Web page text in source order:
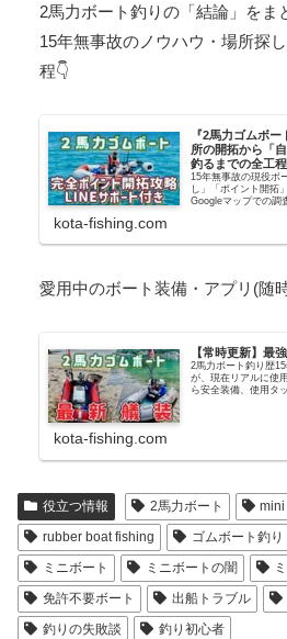
2馬力ボート釣りの「結論」をま
15年無事故のノウハウ・場所探
程👇
『2馬力ゴムボ
所の開拓から「
釣るまでの全工程
15年無事故の現役ボ
し」「ポイント開拓
Googleマップでの調
kota-fishing.com
愛用中のボート装備・アプリ(随
【常時更新】最
2馬力ボート釣り歴
が、現在リアルに使
ら安全装備、使用タ
kota-fishing.com
役立つ情報 2馬力ボート
mini
rubber boat fishing
ゴムボート釣り
ミニボート
ミニボートの闇
免許不要ボート
出船トラブル
釣りの失敗談
釣り初心者